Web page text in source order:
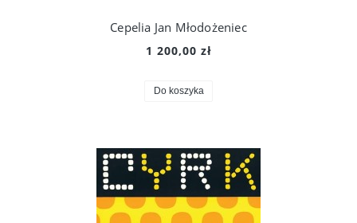
Cepelia Jan Młodożeniec
1 200,00 zł
Do koszyka